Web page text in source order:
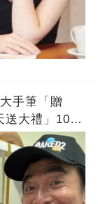
手筆「贈
送大禮」10年